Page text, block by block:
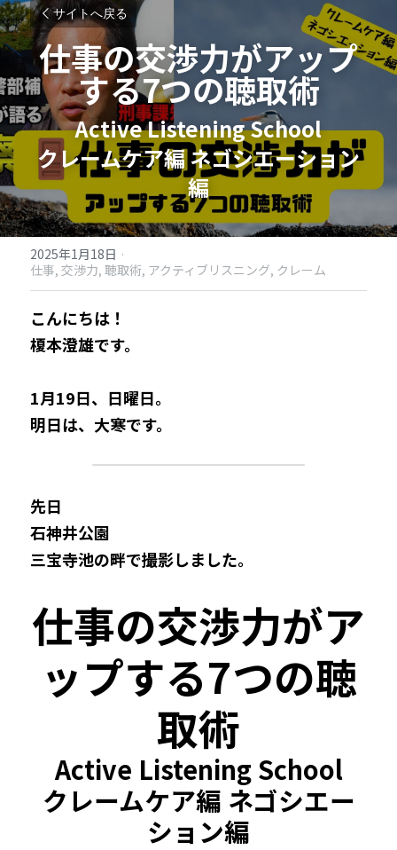
サイトへ戻る
仕事の交渉力がアップ
する7つの聴取術
Active Listening School
クレームケア編 ネゴシエーション
編
2025年1月18日 ·
仕事, 交渉力, 聴取術, アクティブリスニング, クレーム
こんにちは！
榎本澄雄です。
1月19日、日曜日。
明日は、大寒です。
先日
石神井公園
三宝寺池の畔で撮影しました。
仕事の交渉力がア
ップする7つの聴
取術
Active Listening School
クレームケア編 ネゴシエー
ション編